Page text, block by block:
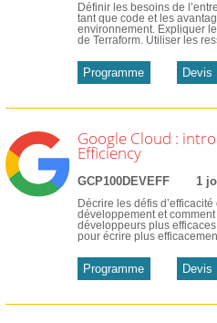
Définir les besoins de
tant que code et les
environnement. Expliquer
de Terraform. Utiliser les
Programme Devis
Google Cloud :
Efficiency
GCP100DEVEFF 1
Décrire les défis
développement et
développeurs plus
pour écrire plus efficacement
Programme Devis